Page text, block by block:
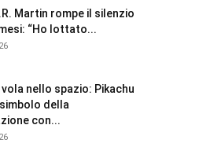
Martin rompe il silenzio
“Ho lottato...
vola nello spazio: Pikachu
della
con...